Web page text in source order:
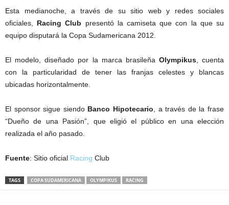
Esta medianoche, a través de su sitio web y redes sociales
oficiales, Racing Club presentó la camiseta que con la que su
equipo disputará la Copa Sudamericana 2012.
El modelo, diseñado por la marca brasileña Olympikus, cuenta
con la particularidad de tener las franjas celestes y blancas
ubicadas horizontalmente.
El sponsor sigue siendo Banco Hipotecario , a través de la frase
“Dueño de una Pasión”, que eligió el público en una elección
realizada el año pasado.
Fuente: Sitio oficial Racing Club
TAGS COPA SUDAMERICANA OLYMPIKUS RACING